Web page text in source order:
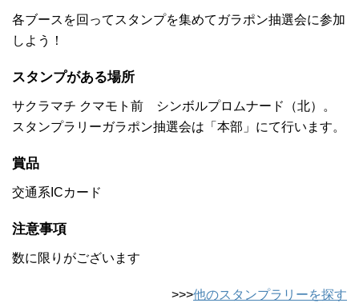
各ブースを回ってスタンプを集めてガラポン抽選会に参加
しよう！
スタンプがある場所
サクラマチ クマモト前 シンボルプロムナード（北）。
スタンプラリーガラポン抽選会は「本部」にて行います。
賞品
交通系ICカード
注意事項
数に限りがございます
>>>他のスタンプラリーを探す